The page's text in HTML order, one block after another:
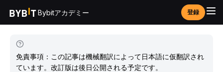
Bybitアカデミー 登録
免責事項：この記事は機械翻訳によって日本語に仮翻訳され
ています。改訂版は後日公開される予定です。